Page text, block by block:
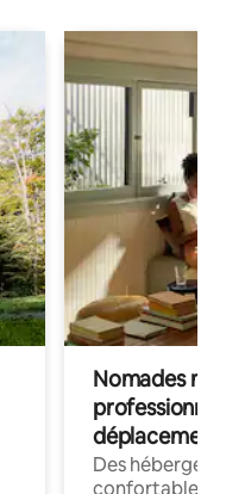
Nomades
déplacement
Des
confortables